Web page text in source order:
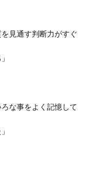
見通す判断力がすぐ
な事をよく記憶して